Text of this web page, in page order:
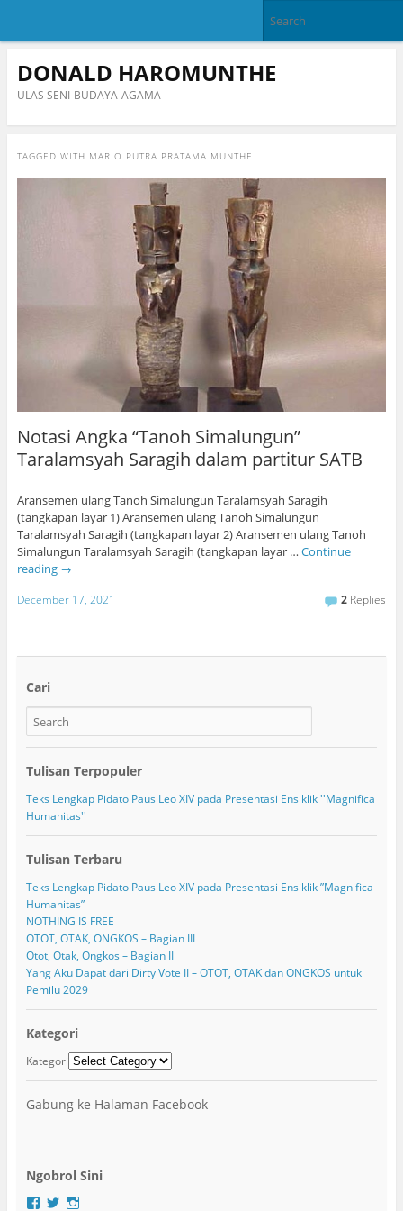
DONALD HAROMUNTHE
ULAS SENI-BUDAYA-AGAMA
TAGGED WITH MARIO PUTRA PRATAMA MUNTHE
Notasi Angka “Tanoh Simalungun”
Taralamsyah Saragih dalam partitur SATB
Aransemen ulang Tanoh Simalungun Taralamsyah Saragih
(tangkapan layar 1) Aransemen ulang Tanoh Simalungun
Taralamsyah Saragih (tangkapan layar 2) Aransemen ulang Tanoh
Simalungun Taralamsyah Saragih (tangkapan layar … Continue
reading →
December 17, 2021 2 Replies
Cari
Tulisan Terpopuler
Teks Lengkap Pidato Paus Leo XIV pada Presentasi Ensiklik ''Magnifica
Humanitas''
Tulisan Terbaru
Teks Lengkap Pidato Paus Leo XIV pada Presentasi Ensiklik ”Magnifica
Humanitas”
NOTHING IS FREE
OTOT, OTAK, ONGKOS – Bagian III
Otot, Otak, Ongkos – Bagian II
Yang Aku Dapat dari Dirty Vote II – OTOT, OTAK dan ONGKOS untuk
Pemilu 2029
Kategori
Kategori
Gabung ke Halaman Facebook
Ngobrol Sini
F
T